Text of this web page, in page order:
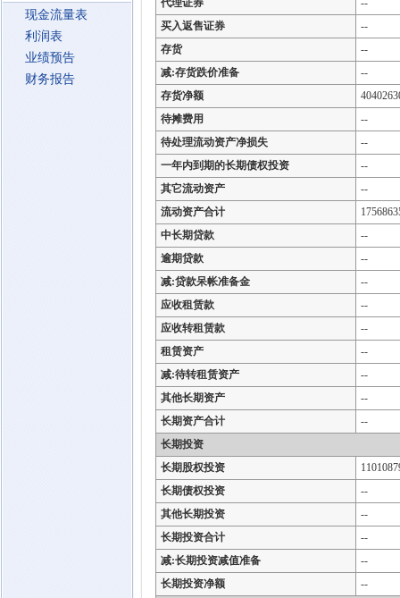
现金流量表
利润表
业绩预告
财务报告
代理证券
--
买入返售证券
--
存货
--
减:存货跌价准备
--
存货净额
待摊费用
--
待处理流动资产净损失
--
一年内到期的长期债权投资
--
其它流动资产
--
流动资产合计
中长期贷款
--
逾期贷款
--
减:贷款呆帐准备金
--
应收租赁款
--
应收转租赁款
--
租赁资产
--
减:待转租赁资产
--
其他长期资产
--
长期资产合计
--
长期投资
长期股权投资
长期债权投资
--
其他长期投资
--
长期投资合计
--
减:长期投资减值准备
--
长期投资净额
--